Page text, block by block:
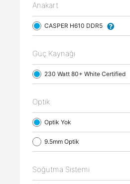
Anakart
CASPER H610 DDR5
Güç Kaynağı
230 Watt 80+ White Certified
Optik
Optik Yok
9.5mm Optik
Soğutma Sistemi